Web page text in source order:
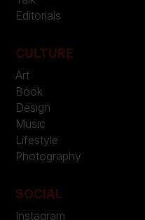
Editorials
CULTURE
Art
Book
Design
Music
Lifestyle
Photography
SOCIAL
Instagram